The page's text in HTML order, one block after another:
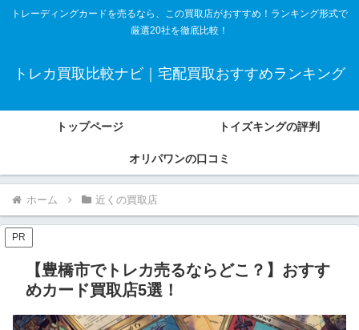
トレーディングカードを売るなら、この買取店がおすすめ！ランキング形式で
厳選20社を徹底比較！
トレカ買取比較ナビ｜宅配買取おすすめランキング
トップページ トイズキングの評判
オリパワンの口コミ
ホーム 近くの買取店
PR
【豊橋市でトレカ売るならどこ？】おすす
めカード買取店5選！